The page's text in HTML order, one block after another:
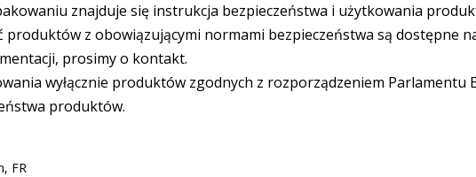
znajduje się instrukcja bezpieczeństwa i użytkowania
z obowiązującymi normami bezpieczeństwa są dostępne
prosimy o kontakt.
wyłącznie produktów zgodnych z rozporządzeniem Parlamentu
produktów.
FR